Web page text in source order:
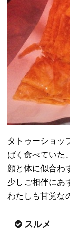
タトゥーショッ
ばく食べていた。
顔と体に似合わ
少しご相伴にあ
わたしも甘党な
スルメ